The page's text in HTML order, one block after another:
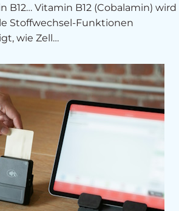
B12… Vitamin B12 (Cobalamin) wird
Stoffwechsel-Funktionen
wie Zell…